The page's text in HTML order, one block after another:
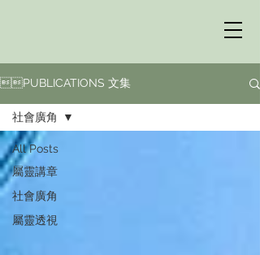
PUBLICATIONS 文集
All Posts
屬靈講章
社會廣角
屬靈透視
社會廣角